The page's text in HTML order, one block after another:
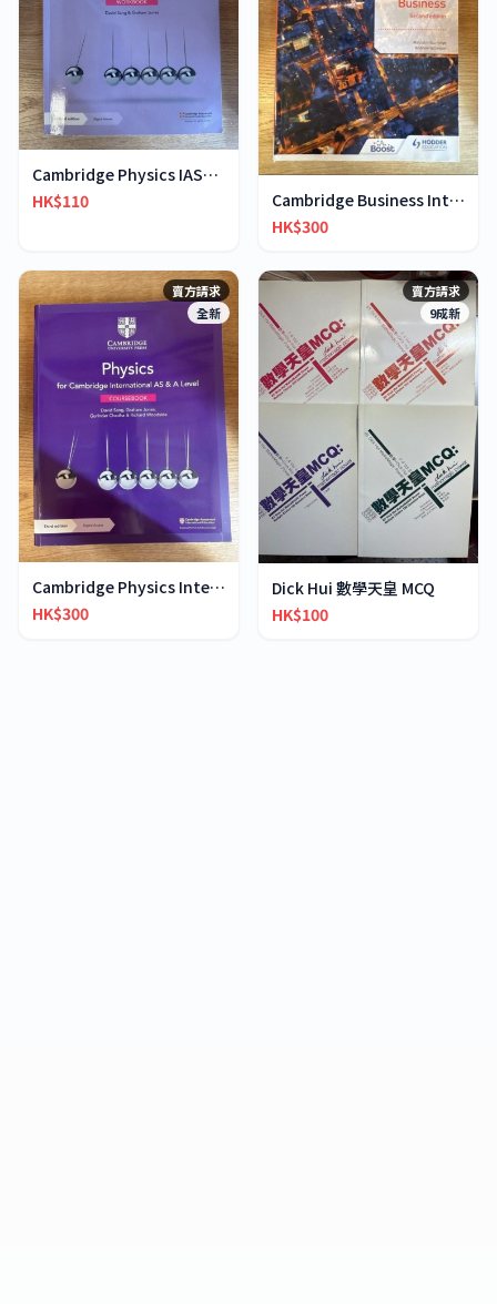
Cambridge Physics IAS&IA-Level workbook
HK$110
Cambridge Business International AS & A-Level
HK$300
賣方請求
全新
Cambridge Physics International AS & A-Level
HK$300
賣方請求
9成新
Dick Hui 數學天皇 MCQ
HK$100